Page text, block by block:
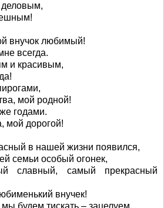
внучок любимый!
всегда.
и красивым,
мой родной!
годами.
мой дорогой!
в нашей жизни появился,
семьи особый огонек,
славный, самый прекрасный
внучек!
будем тискать – зацелуем,